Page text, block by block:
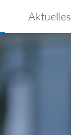
Aktuelles